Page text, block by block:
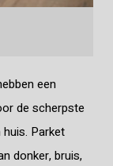
een
de scherpste
Parket
donker, bruis,